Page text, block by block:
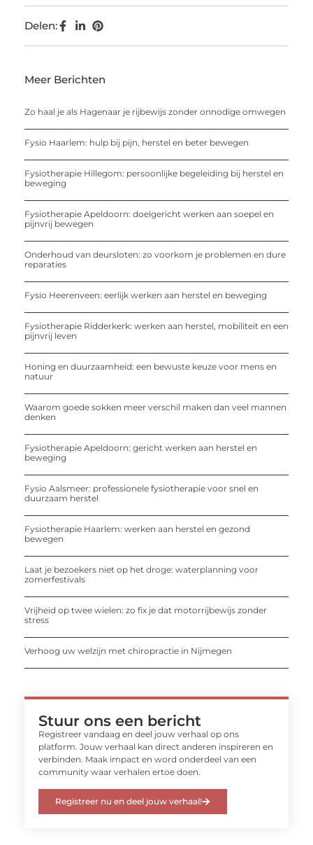
Delen:
Meer Berichten
Zo haal je als Hagenaar je rijbewijs zonder onnodige omwegen
Fysio Haarlem: hulp bij pijn, herstel en beter bewegen
Fysiotherapie Hillegom: persoonlijke begeleiding bij herstel en
beweging
Fysiotherapie Apeldoorn: doelgericht werken aan soepel en
pijnvrij bewegen
Onderhoud van deursloten: zo voorkom je problemen en dure
reparaties
Fysio Heerenveen: eerlijk werken aan herstel en beweging
Fysiotherapie Ridderkerk: werken aan herstel, mobiliteit en een
pijnvrij leven
Honing en duurzaamheid: een bewuste keuze voor mens en
natuur
Waarom goede sokken meer verschil maken dan veel mannen
denken
Fysiotherapie Apeldoorn: gericht werken aan herstel en
beweging
Fysio Aalsmeer: professionele fysiotherapie voor snel en
duurzaam herstel
Fysiotherapie Haarlem: werken aan herstel en gezond
bewegen
Laat je bezoekers niet op het droge: waterplanning voor
zomerfestivals
Vrijheid op twee wielen: zo fix je dat motorrijbewijs zonder
stress
Verhoog uw welzijn met chiropractie in Nijmegen
Stuur ons een bericht
Registreer vandaag en deel jouw verhaal op ons
platform. Jouw verhaal kan direct anderen inspireren en
verbinden. Maak impact en word onderdeel van een
community waar verhalen ertoe doen.
Registreer nu en deel jouw verhaal!